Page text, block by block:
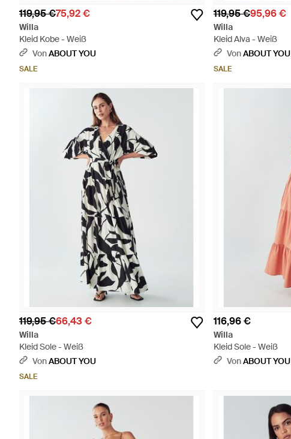
119,95 €75,92 €
Willa
Kleid Kobe - Weiß
VonABOUT YOU
SALE
119,95 €95,96 €
Willa
Kleid Alva - Weiß
VonABOUT YOU
SALE
119,95 €66,43 €
Willa
Kleid Sole - Weiß
VonABOUT YOU
SALE
116,96 €
Willa
Kleid Sole - Weiß
VonABOUT YOU